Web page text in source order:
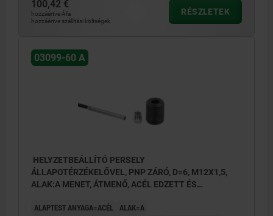
100,42 €
hozzáértve Áfa
hozzáértve szállítási költségek
RÉSZLETEK
03099-60 A
HELYZETBEÁLLÍTÓ PERSELY
ÁLLAPOTÉRZÉKELŐVEL, PNP ZÁRÓ, D=6, M12X1,5,
ALAK:A MENET, ÁTMENŐ, ACÉL EDZETT ÉS
ALAPTEST ANYAGA=ACÉL ALAK=A